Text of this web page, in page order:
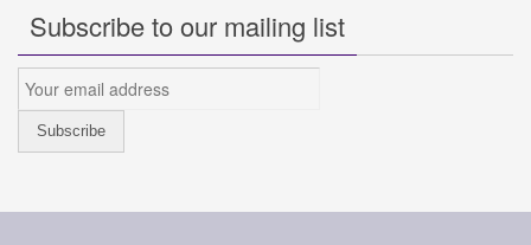
Subscribe to our mailing list